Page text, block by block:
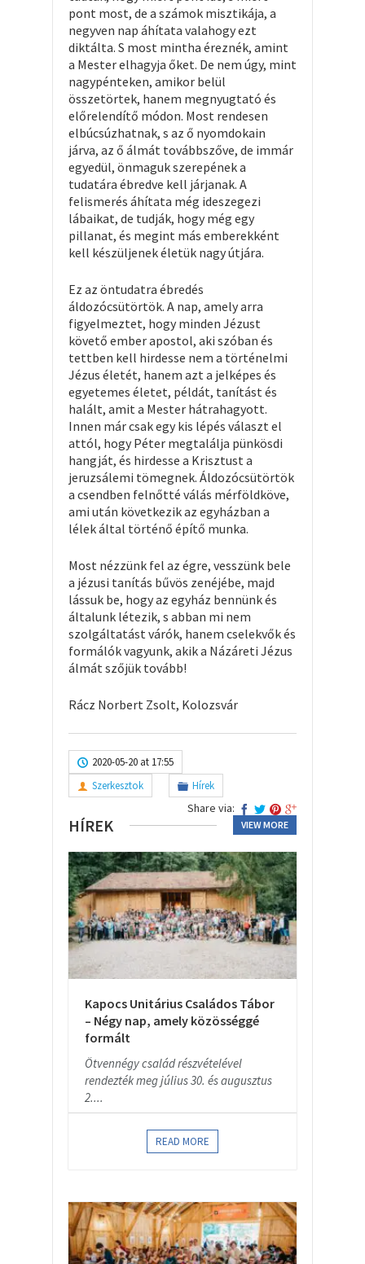
pont most, de a számok misztikája, a
negyven nap áhítata valahogy ezt
diktálta. S most mintha éreznék, amint
a Mester elhagyja őket. De nem úgy, mint
nagypénteken, amikor belül
összetörtek, hanem megnyugtató és
előrelendítő módon. Most rendesen
elbúcsúzhatnak, s az ő nyomdokain
járva, az ő álmát továbbszőve, de immár
egyedül, önmaguk szerepének a
tudatára ébredve kell járjanak. A
felismerés áhítata még ideszegezi
lábaikat, de tudják, hogy még egy
pillanat, és megint más emberekként
kell készüljenek életük nagy útjára.
Ez az öntudatra ébredés
áldozócsütörtök. A nap, amely arra
figyelmeztet, hogy minden Jézust
követő ember apostol, aki szóban és
tettben kell hirdesse nem a történelmi
Jézus életét, hanem azt a jelképes és
egyetemes életet, példát, tanítást és
halált, amit a Mester hátrahagyott.
Innen már csak egy kis lépés választ el
attól, hogy Péter megtalálja pünkösdi
hangját, és hirdesse a Krisztust a
jeruzsálemi tömegnek. Áldozócsütörtök
a csendben felnőtté válás mérföldköve,
ami után következik az egyházban a
lélek által történő építő munka.
Most nézzünk fel az égre, vesszünk bele
a jézusi tanítás bűvös zenéjébe, majd
lássuk be, hogy az egyház bennünk és
általunk létezik, s abban mi nem
szolgáltatást várók, hanem cselekvők és
formálók vagyunk, akik a Názáreti Jézus
álmát szőjük tovább!
Rácz Norbert Zsolt, Kolozsvár
2020-05-20 at 17:55
Szerkesztok
Hírek
Share via:
HÍREK VIEW MORE
Kapocs Unitárius Családos Tábor
– Négy nap, amely közösséggé
formált
Ötvennégy család részvételével
rendezték meg július 30. és augusztus
2....
READ MORE